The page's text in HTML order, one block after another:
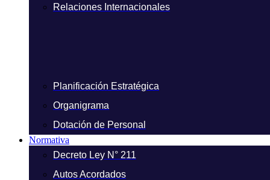
Relaciones Internacionales
Planificación Estratégica
Organigrama
Dotación de Personal
Normativa
Decreto Ley N° 211
Autos Acordados